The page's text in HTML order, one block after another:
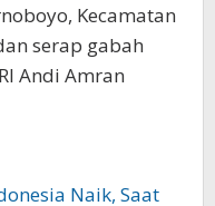
Kecamatan
serap gabah
Andi Amran
Naik, Saat